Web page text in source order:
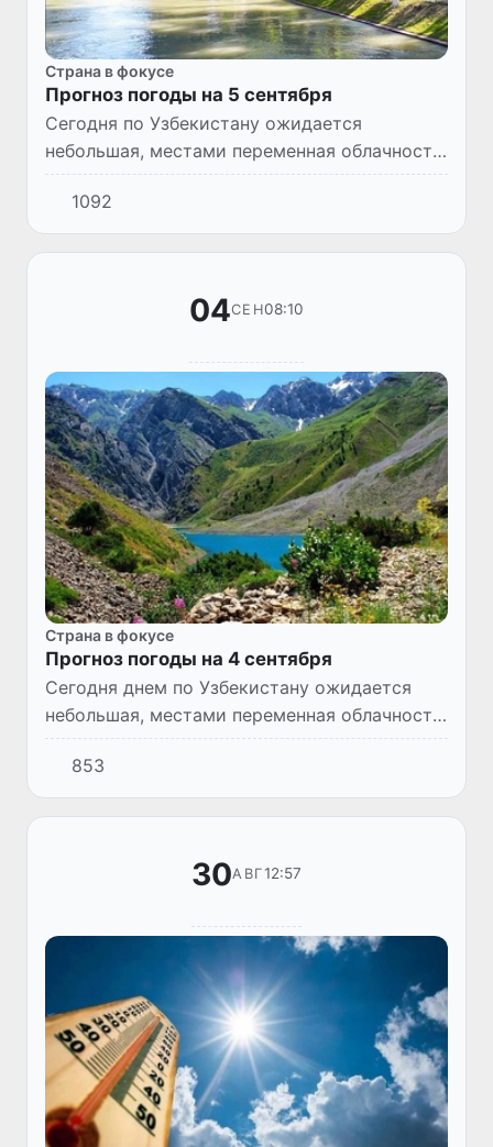
Страна в фокусе
Прогноз погоды на 5 сентября
Сегодня по Узбекистану ожидается
небольшая, местами переменная облачность,
без осадков. Местами по республике
возможно усиление ветра до 17-22 м/с.
Температура воздуха 34-39°С, по...
1092
04СЕН08:10
Страна в фокусе
Прогноз погоды на 4 сентября
Сегодня днем по Узбекистану ожидается
небольшая, местами переменная облачность,
без осадков. Ветер восточный 7-12 м/с, по
северу местами возможно усиление до 17-
22 м/с. Температура...
853
30АВГ12:57